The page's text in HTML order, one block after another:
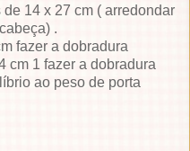
14 x 27 cm ( arredondar
.
fazer a dobradura
cm 1 fazer a dobradura
ao peso de porta